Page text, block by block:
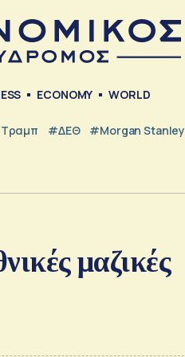
ECONOMY WORLD
#ΔΕΘ #Morgan Stanley
μαζικές